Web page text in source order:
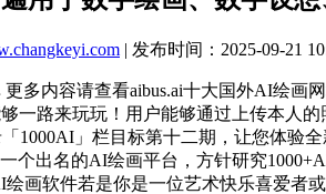
| 发布时间：2025-09-21
内容请查看aibus.ai十大国外AI绘画网
一路来玩玩！用户能够通过上传本人
1000AI」栏目标第十二期，让您体验
个出名的AI绘画平台，方针研究
画软件若是你是一位艺术快乐喜爱者